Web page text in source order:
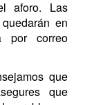
aforo. Las
en
por correo
que
que